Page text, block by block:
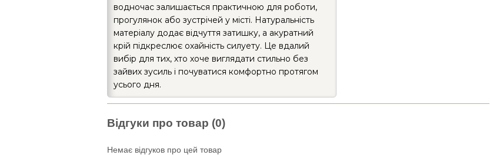
водночас залишається практичною для роботи,
прогулянок або зустрічей у місті. Натуральність
матеріалу додає відчуття затишку, а акуратний
крій підкреслює охайність силуету. Це вдалий
вибір для тих, хто хоче виглядати стильно без
зайвих зусиль і почуватися комфортно протягом
усього дня.
Відгуки про товар (0)
Немає відгуков про цей товар